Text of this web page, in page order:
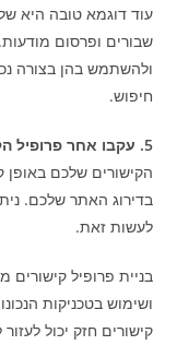
עוד דוגמא טובה היא
שבורים ופרסום
ולהשתמש בהן בצורה
חיפוש.
5. עקבו אחר פרופיל הקישורים שלכם:
הקישורים שלכם באופן
בדירוג האתר שלכם.
לעשות זאת.
בניית פרופיל
ושימוש בטכניקות
קישורים חזק יכול